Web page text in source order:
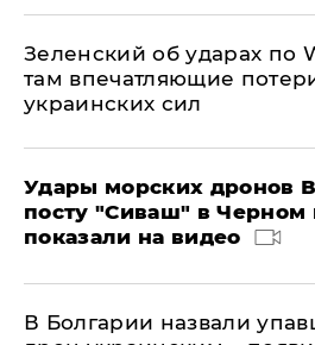
Зеленский об ударах по
там впечатляющие
украинских сил
Удары морских дронов
посту "Сиваш" в Черном
показали на видео
В Болгарии назвали